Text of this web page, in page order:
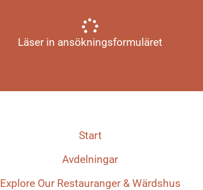
Läser in ansökningsformuläret
Start
Avdelningar
Explore Our Restauranger & Wärdshus